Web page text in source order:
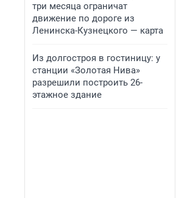
три месяца ограничат
движение по дороге из
Ленинска-Кузнецкого — карта
Из долгостроя в гостиницу: у
станции «Золотая Нива»
разрешили построить 26-
этажное здание